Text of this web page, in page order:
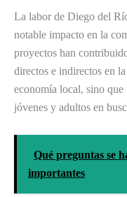
La labor de Diego del
notable impacto en la
proyectos han
directos e indirectos en
economía local, sino que
jóvenes y adultos en
Qué preguntas se
importantes